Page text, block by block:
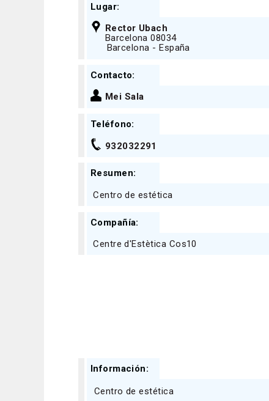
Lugar:
Rector Ubach
Barcelona 08034
Barcelona - España
Contacto:
Mei Sala
Teléfono:
932032291
Resumen:
Centro de estética
Compañía:
Centre d'Estètica Cos10
Información:
Centro de estética